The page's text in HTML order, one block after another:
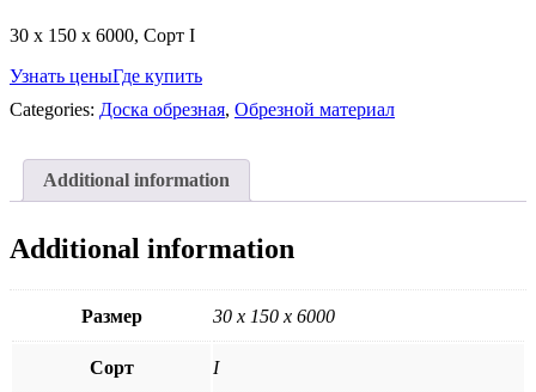
30 х 150 х 6000, Сорт I
Узнать ценыГде купить
Categories: Доска обрезная, Обрезной материал
Additional information
Additional information
Размер 30 х 150 х 6000
Сорт I